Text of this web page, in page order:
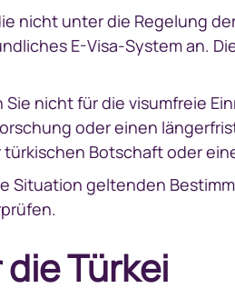
nicht unter die Regelung
E-Visa-System an.
Sie nicht für die visumfreie
oder einen
Botschaft oder
Situation geltenden
Türkei